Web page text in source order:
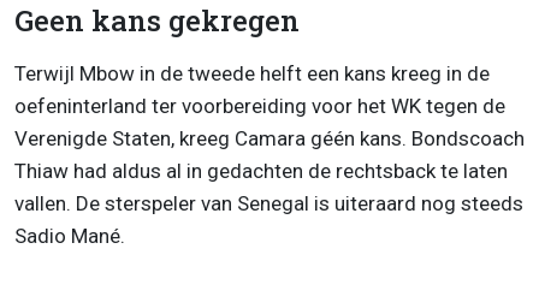
Geen kans gekregen
Terwijl Mbow in de tweede helft een kans kreeg in de
oefeninterland ter voorbereiding voor het WK tegen de
Verenigde Staten, kreeg Camara géén kans. Bondscoach
Thiaw had aldus al in gedachten de rechtsback te laten
vallen. De sterspeler van Senegal is uiteraard nog steeds
Sadio Mané.